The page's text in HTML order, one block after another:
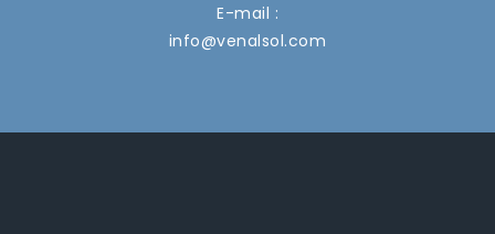
E-mail :
info@venalsol.com